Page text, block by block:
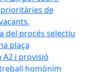
de
del procés selectiu
plaça
i provisió
homònim